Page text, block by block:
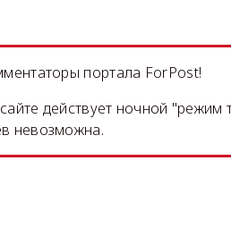
портала ForPost!
действует ночной "режим
невозможна.